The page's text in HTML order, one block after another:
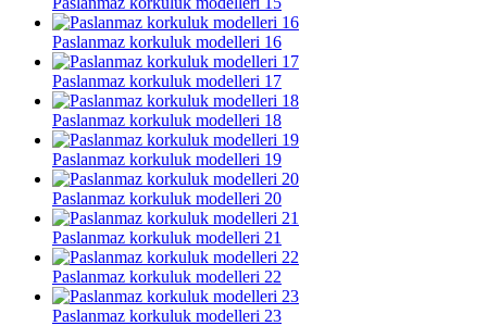
Paslanmaz korkuluk modelleri 16
Paslanmaz korkuluk modelleri 17
Paslanmaz korkuluk modelleri 18
Paslanmaz korkuluk modelleri 19
Paslanmaz korkuluk modelleri 20
Paslanmaz korkuluk modelleri 21
Paslanmaz korkuluk modelleri 22
Paslanmaz korkuluk modelleri 23